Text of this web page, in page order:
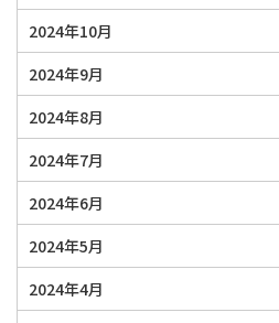
2024年10月
2024年9月
2024年8月
2024年7月
2024年6月
2024年5月
2024年4月